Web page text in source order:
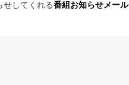
せしてくれる番組お知らせメール